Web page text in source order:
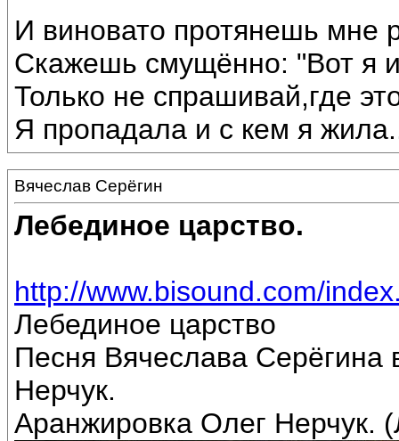
И виновато протянешь мне
Скажешь смущённо: "Вот я
Только не спрашивай,где
Я пропадала и с кем я
Вячеслав Серёгин
Лебединое царство.
http://www.bisound.com/
Лебединое царство
Песня Вячеслава
Нерчук.
Аранжировка Олег Нерчук.